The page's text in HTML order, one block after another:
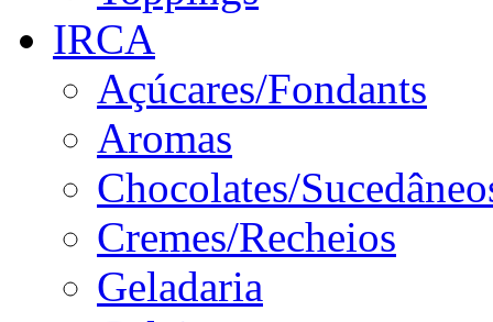
IRCA
Açúcares/Fondants
Aromas
Chocolates/
Cremes/Recheios
Geladaria